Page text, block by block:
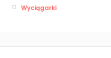
Wyciągarki